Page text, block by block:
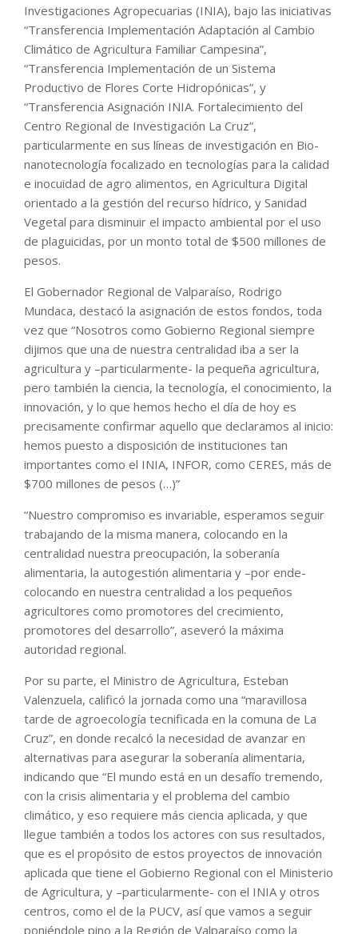
Investigaciones Agropecuarias (INIA), bajo las iniciativas
“Transferencia Implementación Adaptación al Cambio
Climático de Agricultura Familiar Campesina”,
“Transferencia Implementación de un Sistema
Productivo de Flores Corte Hidropónicas”, y
“Transferencia Asignación INIA. Fortalecimiento del
Centro Regional de Investigación La Cruz”,
particularmente en sus líneas de investigación en Bio-
nanotecnología focalizado en tecnologías para la calidad
e inocuidad de agro alimentos, en Agricultura Digital
orientado a la gestión del recurso hídrico, y Sanidad
Vegetal para disminuir el impacto ambiental por el uso
de plaguicidas, por un monto total de $500 millones de
pesos.
El Gobernador Regional de Valparaíso, Rodrigo
Mundaca, destacó la asignación de estos fondos, toda
vez que “Nosotros como Gobierno Regional siempre
dijimos que una de nuestra centralidad iba a ser la
agricultura y –particularmente- la pequeña agricultura,
pero también la ciencia, la tecnología, el conocimiento, la
innovación, y lo que hemos hecho el día de hoy es
precisamente confirmar aquello que declaramos al inicio:
hemos puesto a disposición de instituciones tan
importantes como el INIA, INFOR, como CERES, más de
$700 millones de pesos (…)”
“Nuestro compromiso es invariable, esperamos seguir
trabajando de la misma manera, colocando en la
centralidad nuestra preocupación, la soberanía
alimentaria, la autogestión alimentaria y –por ende-
colocando en nuestra centralidad a los pequeños
agricultores como promotores del crecimiento,
promotores del desarrollo”, aseveró la máxima
autoridad regional.
Por su parte, el Ministro de Agricultura, Esteban
Valenzuela, calificó la jornada como una “maravillosa
tarde de agroecología tecnificada en la comuna de La
Cruz”, en donde recalcó la necesidad de avanzar en
alternativas para asegurar la soberanía alimentaria,
indicando que “El mundo está en un desafío tremendo,
con la crisis alimentaria y el problema del cambio
climático, y eso requiere más ciencia aplicada, y que
llegue también a todos los actores con sus resultados,
que es el propósito de estos proyectos de innovación
aplicada que tiene el Gobierno Regional con el Ministerio
de Agricultura, y –particularmente- con el INIA y otros
centros, como el de la PUCV, así que vamos a seguir
poniéndole pino a la Región de Valparaíso como la